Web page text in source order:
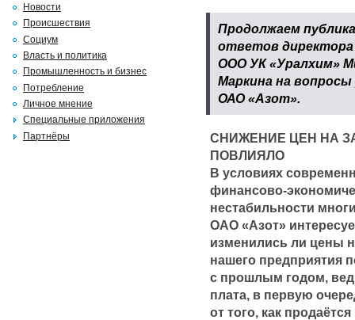
Продолжаем
ответов
ООО УК «Уралхим»
Маркина на
ОАО «Азот».
СНИЖЕНИЕ ЦЕН НА
ПОВЛИЯЛО
В условиях
финансово-
нестабильности
ОАО «Азот»
изменились ли цены
нашего предприятия
с прошлым годом,
плата, в первую
от того, как
Новости
Происшествия
Социум
Власть и политика
Промышленность и бизнес
Потребление
Личное мнение
Специальные приложения
Партнёры